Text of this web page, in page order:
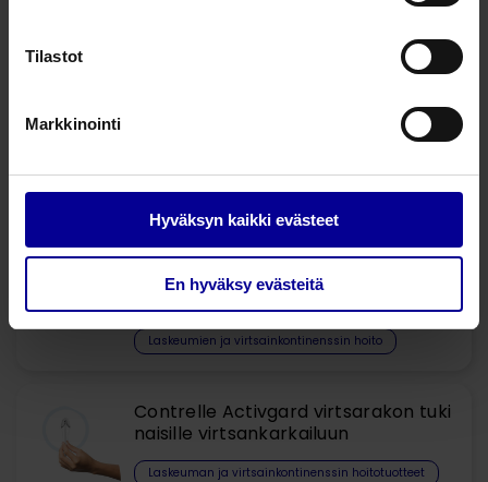
Tilastot
Markkinointi
Hyväksyn kaikki evästeet
En hyväksy evästeitä
Laskeuman ja virtsainkontinenssin hoitotuotteet​
Laskeumien ja virtsainkontinenssin hoito
Contrelle Activgard virtsarakon tuki
naisille virtsankarkailuun
Laskeuman ja virtsainkontinenssin hoitotuotteet​